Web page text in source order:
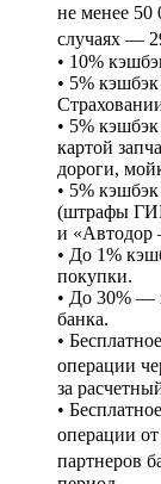
не менее 50
случаях —
• 10%
• 5%
• 5%
картой
дороги,
• 5%
(штрафы
и «Автодор
• До 1%
покупки.
• До 30% —
банка.
•
операции
за
•
операции
партнеров